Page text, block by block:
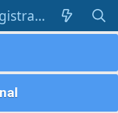
Registrarse